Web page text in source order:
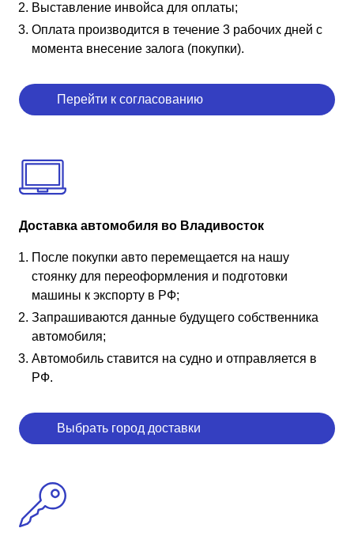
Выставление инвойса для оплаты;
Оплата производится в течение 3 рабочих дней с
момента внесение залога (покупки).
Перейти к согласованию
Доставка автомобиля во Владивосток
После покупки авто перемещается на нашу
стоянку для переоформления и подготовки
машины к экспорту в РФ;
Запрашиваются данные будущего собственника
автомобиля;
Автомобиль ставится на судно и отправляется в
РФ.
Выбрать город доставки